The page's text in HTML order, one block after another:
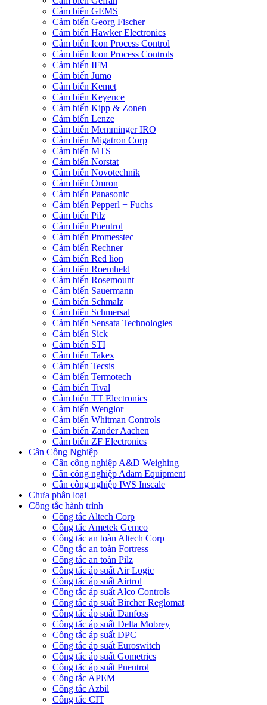
Cảm biến GEMS
Cảm biến Georg Fischer
Cảm biến Hawker Electronics
Cảm biến Icon Process Control
Cảm biến Icon Process Controls
Cảm biến IFM
Cảm biến Jumo
Cảm biến Kemet
Cảm biến Keyence
Cảm biến Kipp & Zonen
Cảm biến Lenze
Cảm biến Memminger IRO
Cảm biến Migatron Corp
Cảm biến MTS
Cảm biến Norstat
Cảm biến Novotechnik
Cảm biến Omron
Cảm biến Panasonic
Cảm biến Pepperl + Fuchs
Cảm biến Pilz
Cảm biến Pneutrol
Cảm biến Promesstec
Cảm biến Rechner
Cảm biến Red lion
Cảm biến Roemheld
Cảm biến Rosemount
Cảm biến Sauermann
Cảm biến Schmalz
Cảm biến Schmersal
Cảm biến Sensata Technologies
Cảm biến Sick
Cảm biến STI
Cảm biến Takex
Cảm biến Tecsis
Cảm biến Termotech
Cảm biến Tival
Cảm biến TT Electronics
Cảm biến Wenglor
Cảm biến Whitman Controls
Cảm biến Zander Aachen
Cảm biến ZF Electronics
Cân Công Nghiệp
Cân công nghiệp A&D Weighing
Cân công nghiệp Adam Equipment
Cân công nghiệp IWS Inscale
Chưa phân loại
Công tắc hành trình
Công tắc Altech Corp
Công tắc Ametek Gemco
Công tắc an toàn Altech Corp
Công tắc an toàn Fortress
Công tắc an toàn Pilz
Công tắc áp suất Air Logic
Công tắc áp suất Airtrol
Công tắc áp suất Alco Controls
Công tắc áp suất Bircher Reglomat
Công tắc áp suất Danfoss
Công tắc áp suất Delta Mobrey
Công tắc áp suất DPC
Công tắc áp suất Euroswitch
Công tắc áp suất Gometrics
Công tắc áp suất Pneutrol
Công tắc APEM
Công tắc Azbil
Công tắc CIT